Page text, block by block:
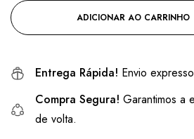
ADICIONAR AO CARRINHO
Entrega Rápida! Envio
Compra Segura! Garantimos a
de volta.